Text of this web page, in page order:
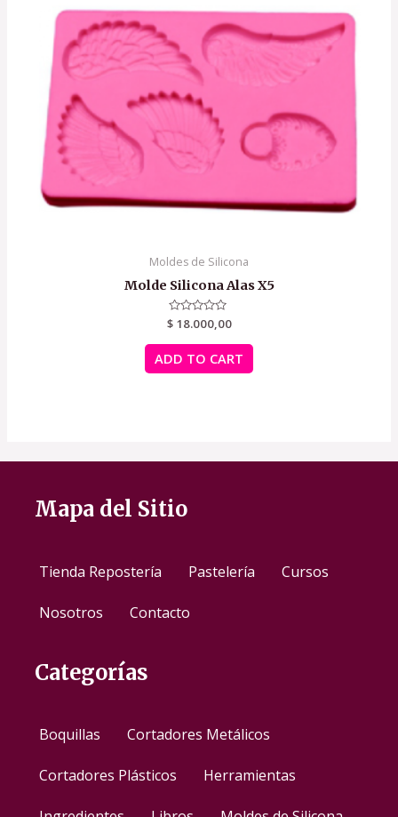
Moldes de Silicona
Molde Silicona Alas X5
Rated
out
of
5
$18.000,00
ADD TO CART
Mapa del Sitio
Tienda Repostería Pastelería Cursos
Nosotros Contacto
Categorías
Boquillas Cortadores Metálicos
Cortadores Plásticos Herramientas